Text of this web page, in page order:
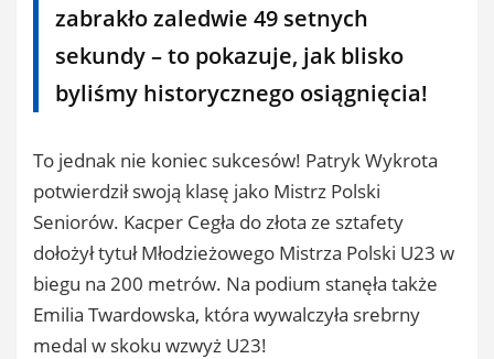
zabrakło zaledwie 49 setnych
sekundy – to pokazuje, jak blisko
byliśmy historycznego osiągnięcia!
To jednak nie koniec sukcesów! Patryk Wykrota
potwierdził swoją klasę jako Mistrz Polski
Seniorów. Kacper Cegła do złota ze sztafety
dołożył tytuł Młodzieżowego Mistrza Polski U23 w
biegu na 200 metrów. Na podium stanęła także
Emilia Twardowska, która wywalczyła srebrny
medal w skoku wzwyż U23!